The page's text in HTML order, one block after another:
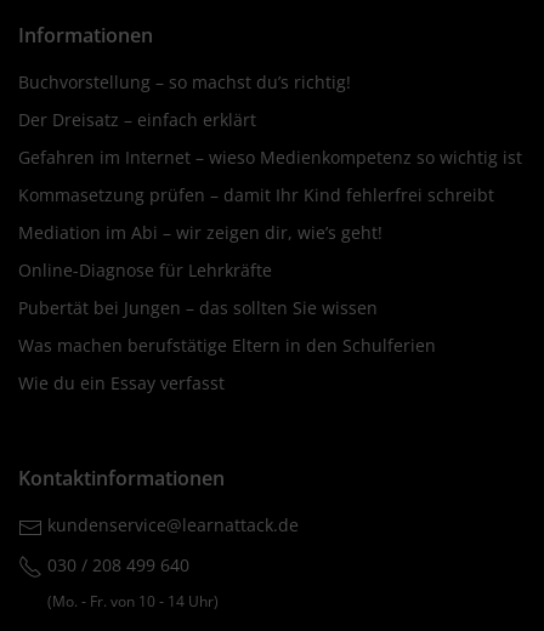
Informationen
Buchvorstellung – so machst du’s richtig!
Der Dreisatz – einfach erklärt
Gefahren im Internet – wieso Medienkompetenz so wichtig ist
Kommasetzung prüfen – damit Ihr Kind fehlerfrei schreibt
Mediation im Abi – wir zeigen dir, wie’s geht!
Online-Diagnose für Lehrkräfte
Pubertät bei Jungen – das sollten Sie wissen
Was machen berufstätige Eltern in den Schulferien
Wie du ein Essay verfasst
Kontaktinformationen
kundenservice@learnattack.de
030 / 208 499 640
(Mo. ‐ Fr. von 10 ‐ 14 Uhr)